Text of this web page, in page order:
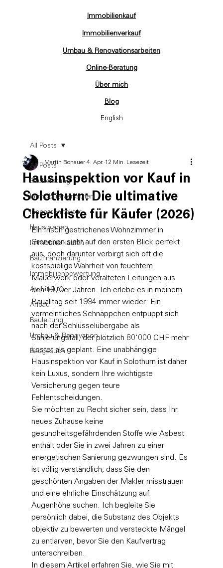
Immobilienkauf
Immobilienverkauf
Umbau & Renovationsarbeiten
Online-Beratung
Über mich
Blog
English
All Posts
Bauberatung
Immobilie verkaufen
Innenarchitektur
Haus planen
Immobilie kaufen
Baufinanzierung
Immobilienbewertung
Architektur
Anbau
Bauleitung
Umbau & Renovation
Baugesuch
All Posts
Hausinspektion vor Kauf in
Solothurn: Die ultimative
Checkliste für Käufer (2026)
Martin Bonauer 4. Apr. 12 Min. Lesezeit
Ein frisch gestrichenes Wohnzimmer in
Grenchen sieht auf den ersten Blick perfekt
aus, doch darunter verbirgt sich oft die
kostspielige Wahrheit von feuchtem
Mauerwerk oder veralteten Leitungen aus
den 1970er Jahren. Ich erlebe es in meinem
Baualltag seit 1994 immer wieder: Ein
vermeintliches Schnäppchen entpuppt sich
nach der Schlüsselübergabe als
Sanierungsfall, der plötzlich 80'000 CHF mehr
kostet als geplant. Eine unabhängige
Hausinspektion vor Kauf in Solothurn ist daher
kein Luxus, sondern Ihre wichtigste
Versicherung gegen teure
Fehlentscheidungen.
Sie möchten zu Recht sicher sein, dass Ihr
neues Zuhause keine
gesundheitsgefährdenden Stoffe wie Asbest
enthält oder Sie in zwei Jahren zu einer
energetischen Sanierung gezwungen sind. Es
ist völlig verständlich, dass Sie den
geschönten Angaben der Makler misstrauen
und eine ehrliche Einschätzung auf
Augenhöhe suchen. Ich begleite Sie
persönlich dabei, die Substanz des Objekts
objektiv zu bewerten und versteckte Mängel
zu entlarven, bevor Sie den Kaufvertrag
unterschreiben.
In diesem Artikel erfahren Sie, wie Sie mit